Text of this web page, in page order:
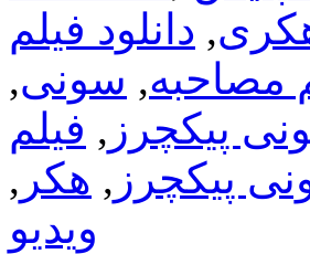
,
مصاحبه, سونی,
پیکچرز ,
پیکچرز , هکر ,
ویدیو